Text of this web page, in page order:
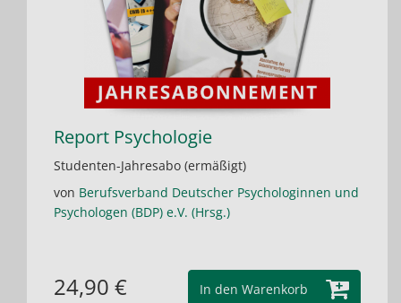
Report Psychologie
Studenten-Jahresabo (ermäßigt)
von Berufsverband Deutscher Psychologinnen und
Psychologen (BDP) e.V. (Hrsg.)
In den Warenkorb
24,90 €